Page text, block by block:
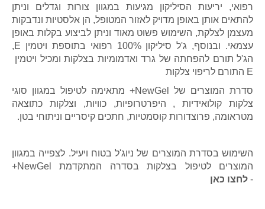
רפואי, יריעות הסיליקון מגיעות במגוון צורות וגדלים וניתן
להתאים אותן באופן מדויק לאזור המטופל, הן אלסטיות ונדבקות
מעצמן לצלקת, השימוש פשוט מאוד וניתן לביצוע בקלות באופן
עצמאי. ובנוסף, ג'ל סיליקון 100% רפואי בתוספת ויטמין E,
הג'ל תורם להפחתה של גרד ואדמומיות בצלקות ומכיל ויטמין
E התורם לריפוי צלקות
סדרת המוצרים של NewGel+ מתאימה לטיפול במגוון סוגי
צלקות קולואידיות , היפרטרופיות, כוויות, וצלקות כתוצאה
מטראומה, פרוצדורות קוסמטיות, חתכים קיסריים וניתוחי בטן.
השימוש בסדרת המוצרים של ניוג'ל בטוח ויעיל. לצפייה במגוון
המוצרים לטיפול בצלקות בסדרה המתקדמת NewGel+
- לחצו כאן